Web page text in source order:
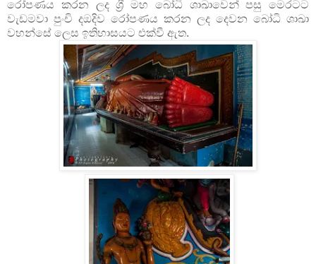
රෝපණය කරන ලද ශ්‍රී මහ බෝධි ශාඛාවෙන් පසු මෙරටට
වැඩමවා පුංචි දඔදිව රෝපණය කරන ලද දෙවන බෝධි ශාඛා
වහන්සේ ලෙස ඉතිහාසයට එක්වී ඇත.